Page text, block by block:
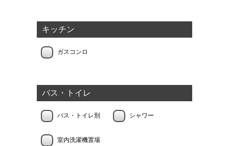
キッチン
ガスコンロ
バス・トイレ
バス・トイレ別 シャワー
室内洗濯機置場